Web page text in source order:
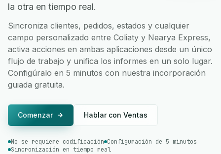
la otra en tiempo real.
Sincroniza clientes, pedidos, estados y cualquier
campo personalizado entre Coliaty y Nearya Express,
activa acciones en ambas aplicaciones desde un único
flujo de trabajo y unifica los informes en un solo lugar.
Configúralo en 5 minutos con nuestra incorporación
guiada gratuita.
Comenzar Hablar con Ventas
No se requiere codificación Configuración de 5 minutos
Sincronización en tiempo real